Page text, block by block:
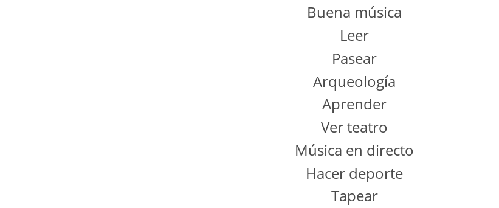
Buena música
Leer
Pasear
Arqueología
Aprender
Ver teatro
Música en directo
Hacer deporte
Tapear